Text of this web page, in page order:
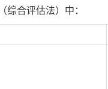
综合评估法） 中 ：